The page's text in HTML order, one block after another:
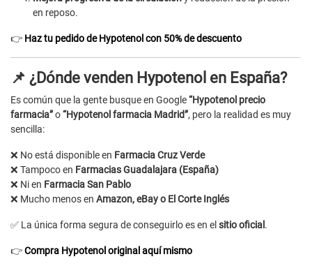
en reposo.
👉 Haz tu pedido de Hypotenol con 50% de descuento
📌 ¿Dónde venden Hypotenol en España?
Es común que la gente busque en Google“Hypotenol precio
farmacia”o“Hypotenol farmacia Madrid”, pero la realidad es muy
sencilla:
❌ No está disponible en Farmacia Cruz Verde
❌ Tampoco en Farmacias Guadalajara (España)
❌ Ni en Farmacia San Pablo
❌ Mucho menos en Amazon, eBay o El Corte Inglés
✅ La única forma segura de conseguirlo es en el sitio oficial .
👉Compra Hypotenol original aquí mismo